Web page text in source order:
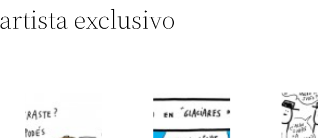
artista exclusivo